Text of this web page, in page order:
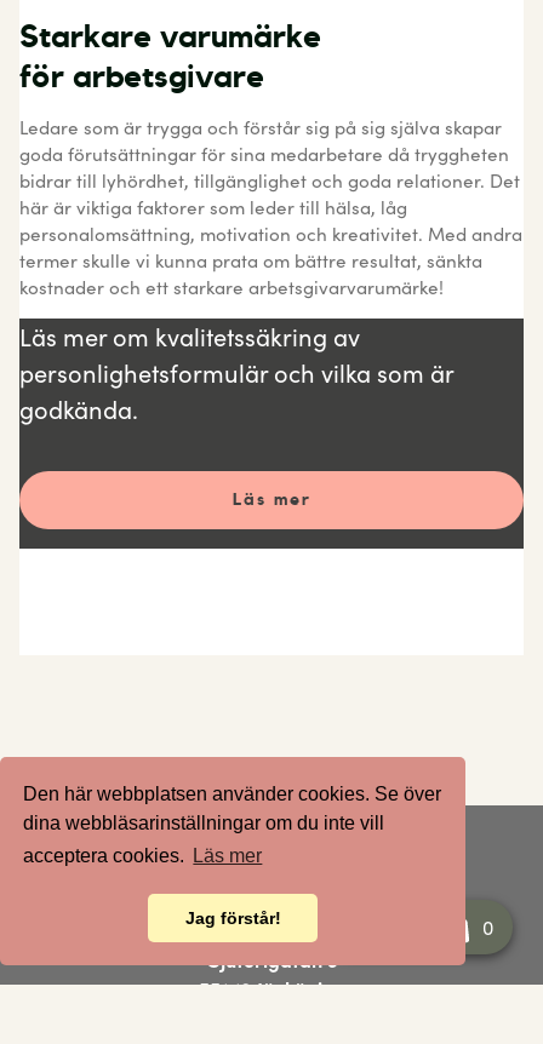
Den här webbplatsen använder cookies. Se över
dina webbläsarinställningar om du inte vill
acceptera cookies.
Läs mer
Jag förstår!
Starkare varumärke
för arbetsgivare
Ledare som är trygga och förstår sig på sig själva skapar
goda förutsättningar för sina medarbetare då tryggheten
bidrar till lyhördhet, tillgänglighet och goda relationer. Det
här är viktiga faktorer som leder till hälsa, låg
personalomsättning, motivation och kreativitet. Med andra
termer skulle vi kunna prata om bättre resultat, sänkta
kostnader och ett starkare arbetsgivarvarumärke!
Läs mer om kvalitetssäkring av
personlighetsformulär och vilka som är
godkända.
Läs mer
BESÖKSADRESS
AGERA AB
Gjuterigatan 9
551 18 Jönköping
0